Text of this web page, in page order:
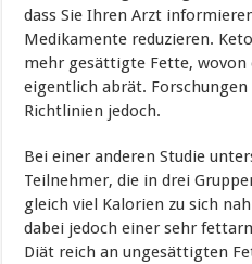
dass Sie Ihren Arzt
Medikamente reduzieren.
mehr gesättigte Fette, wovon
eigentlich abrät. Forschungen
Richtlinien jedoch.
Bei einer anderen Studie
Teilnehmer, die in drei
gleich viel Kalorien zu sich
dabei jedoch einer sehr
Diät reich an ungesättigten